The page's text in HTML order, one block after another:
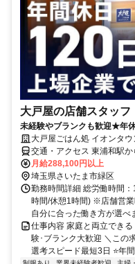
大戸屋の店舗スタッフ
未経験やブランクも歓迎★年
大戸屋ごはん処 イオンタ
交通・アクセス 東浦和駅
月給288,100円以上
埼玉県さいたま市緑区
勤務時間詳細 総労働時間
時間/休憩1時間) ※店舗営
自分に合った働き方が選べ
仕事内容 家庭と両立でき
験･ブランク大歓迎 ＼この
選考スピード最短3日 ⭐年